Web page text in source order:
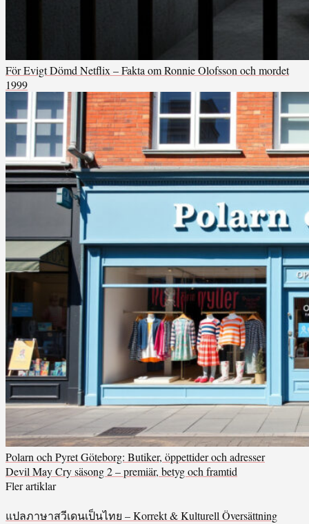
För Evigt Dömd Netflix – Fakta om Ronnie Olofsson och mordet
1999
Polarn och Pyret Göteborg: Butiker, öppettider och adresser
Devil May Cry säsong 2 – premiär, betyg och framtid
Fler artiklar
แปลภาษาสวีเดนเป็นไทย – Korrekt & Kulturell Översättning